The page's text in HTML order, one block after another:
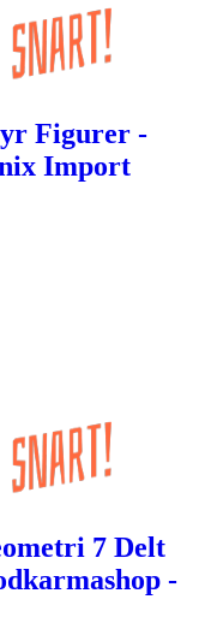
Figurer -
Import
7 Delt
-